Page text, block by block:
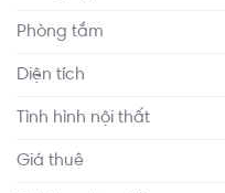
Căn hộ nằm gần khu dân
tọa lạc cực kỳ thuận lợi
ra sông Sài Gòn thơ mộng.
Phòng tắm
Diện tích
Tình hình nội thất
Giá thuê